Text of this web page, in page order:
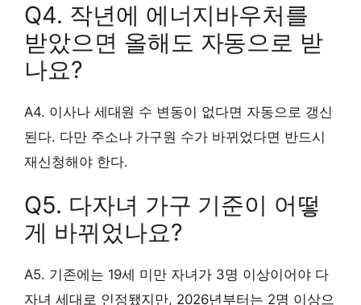
Q4. 작년에 에너지바우처를
받았으면 올해도 자동으로 받
나요?
A4. 이사나 세대원 수 변동이 없다면 자동으로 갱신
된다. 다만 주소나 가구원 수가 바뀌었다면 반드시
재신청해야 한다.
Q5. 다자녀 가구 기준이 어떻
게 바뀌었나요?
A5. 기존에는 19세 미만 자녀가 3명 이상이어야 다
자녀 세대로 인정됐지만, 2026년부터는 2명 이상으